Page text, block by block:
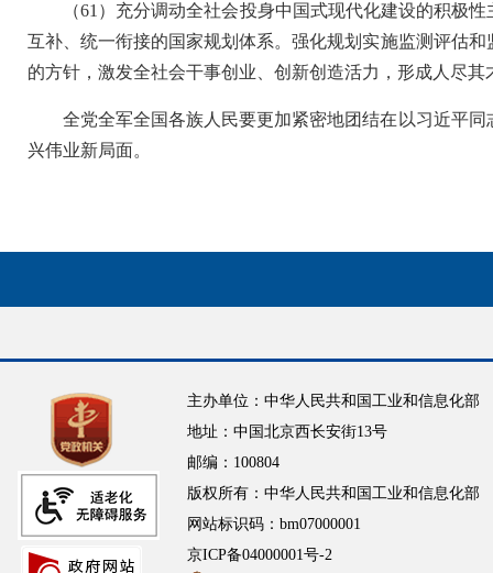
（61）充分调动全社会投身中国式现代化建设的积极
互补、统一衔接的国家规划体系。强化规划实施监测评估
的方针，激发全社会干事创业、创新创造活力，形成人尽
全党全军全国各族人民要更加紧密地团结在以习近平
兴伟业新局面。
主办单位：中华人民共和国工业和信息化部
地址：中国北京西长安街13号
邮编：100804
版权所有：中华人民共和国工业和信息化部
网站标识码：bm07000001
京ICP备04000001号-2